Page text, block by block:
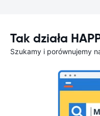
Tak działa
Szukamy i porównujemy